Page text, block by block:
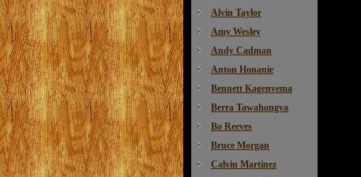
Alvin Taylor
Amy Wesley
Andy Cadman
Anton Honanie
Bennett Kagenvema
Berra Tawahongva
Bo Reeves
Bruce Morgan
Calvin Martinez